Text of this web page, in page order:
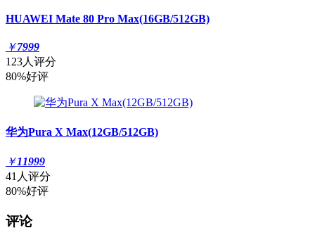
HUAWEI Mate 80 Pro Max(16GB/512GB)
￥7999
123人评分
80%好评
华为Pura X Max(12GB/512GB)
￥11999
41人评分
80%好评
评论